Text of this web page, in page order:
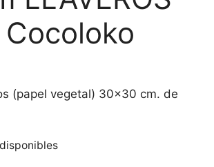
(papel vegetal) 30×30 cm. de